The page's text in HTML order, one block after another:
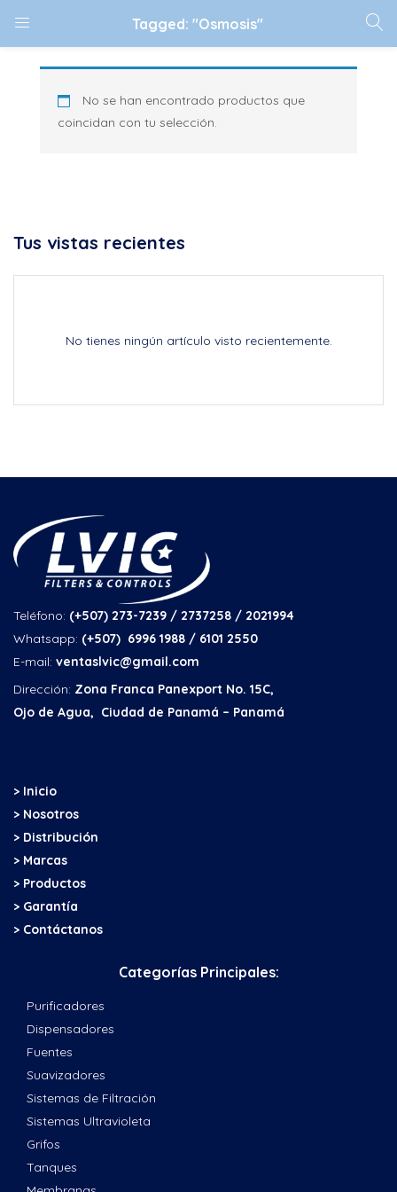
Tagged: "Osmosis"
No se han encontrado productos que
coincidan con tu selección.
Tus vistas recientes
No tienes ningún artículo visto recientemente.
Teléfono: (+507) 273-7239 / 2737258 / 2021994
Whatsapp: (+507) 6996 1988 / 6101 2550
E-mail: ventaslvic@gmail.com
Dirección: Zona Franca Panexport No. 15C,
Ojo de Agua, Ciudad de Panamá – Panamá
> Inicio
> Nosotros
> Distribución
> Marcas
> Productos
> Garantía
> Contáctanos
Categorías Principales:
Purificadores
Dispensadores
Fuentes
Suavizadores
Sistemas de Filtración
Sistemas Ultravioleta
Grifos
Tanques